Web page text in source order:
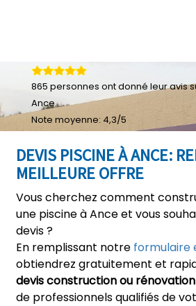
DEVIS PISCINE À ANCE:
MEILLEURE OFFRE
Vous cherchez comment
une piscine à Ance et vous
devis ?
En remplissant notre formulaire
obtiendrez gratuitement et
devis construction ou
de professionnels qualifiés de
865 personnes ont donné leuravis
Ance
Note moyenne: 4,3/5